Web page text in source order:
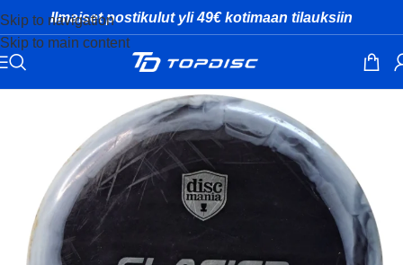
Skip to navigation
Skip to main content
Ilmaiset postikulut yli 49€ kotimaan tilauksiin